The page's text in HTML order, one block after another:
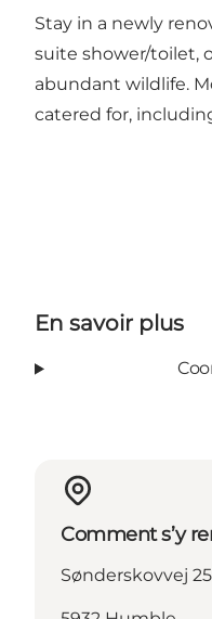
Stay in a newly
suite shower/toilet,
abundant wildlife.
catered for,
En savoir plus
Comment s’y
Sønderskovvej 25